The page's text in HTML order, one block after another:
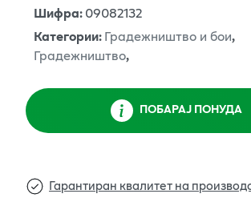
Шифра:09082132
Категории:Градежништво и бои,
Градежништво,
ПОБАРАЈ ПОНУДА
Гарантиран квалитет на